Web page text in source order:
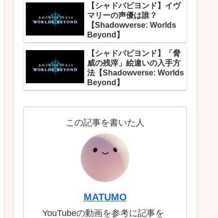
【シャドバビヨンド】イヴ
マリーの声優は誰？
【Shadowverse: Worlds
Beyond】
【シャドバビヨンド】「脅
威の残滓」絵違いの入手方
法【Shadowverse: Worlds
Beyond】
この記事を書いた人
MATUMO
YouTubeの動画を参考に記事を